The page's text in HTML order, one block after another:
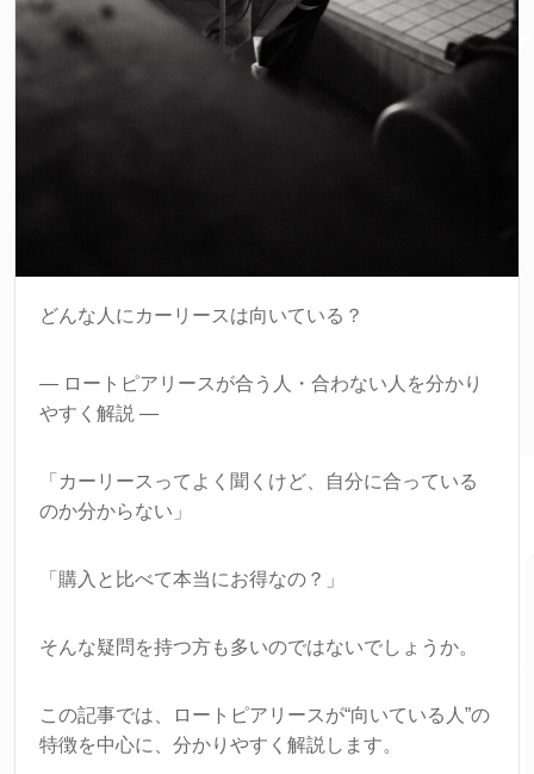
どんな人にカーリースは向いている？
― ロートピアリースが合う人・合わない人を分かり
やすく解説 ―
「カーリースってよく聞くけど、自分に合っている
のか分からない」
「購入と比べて本当にお得なの？」
そんな疑問を持つ方も多いのではないでしょうか。
この記事では、ロートピアリースが“向いている人”の
特徴を中心に、分かりやすく解説します。